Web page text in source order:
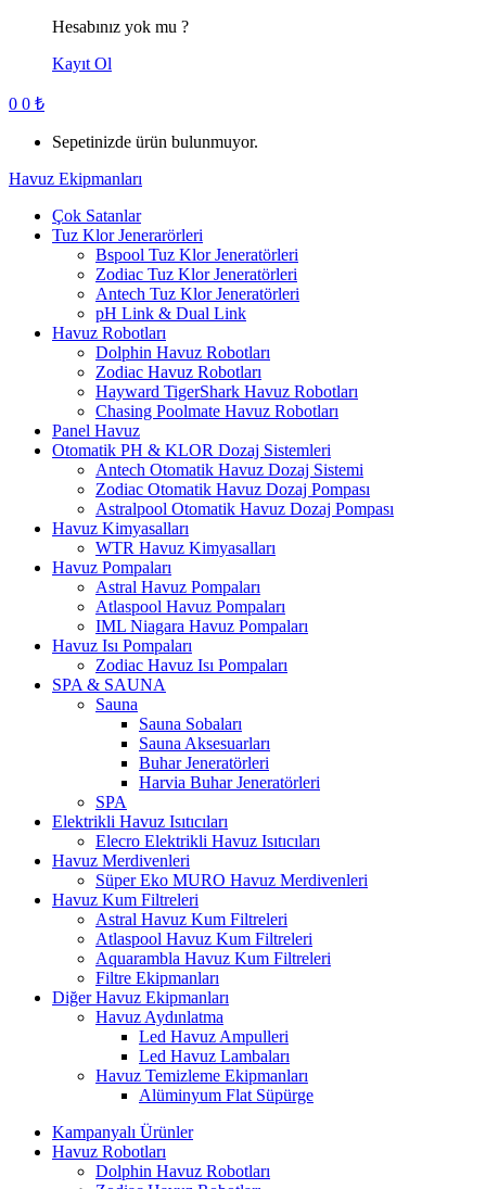
Hesabınız yok mu ?
Kayıt Ol
0 0 ₺
Sepetinizde ürün bulunmuyor.
Havuz Ekipmanları
Çok Satanlar
Tuz Klor Jenerarörleri
Bspool Tuz Klor Jeneratörleri
Zodiac Tuz Klor Jeneratörleri
Antech Tuz Klor Jeneratörleri
pH Link & Dual Link
Havuz Robotları
Dolphin Havuz Robotları
Zodiac Havuz Robotları
Hayward TigerShark Havuz Robotları
Chasing Poolmate Havuz Robotları
Panel Havuz
Otomatik PH & KLOR Dozaj Sistemleri
Antech Otomatik Havuz Dozaj Sistemi
Zodiac Otomatik Havuz Dozaj Pompası
Astralpool Otomatik Havuz Dozaj Pompası
Havuz Kimyasalları
WTR Havuz Kimyasalları
Havuz Pompaları
Astral Havuz Pompaları
Atlaspool Havuz Pompaları
IML Niagara Havuz Pompaları
Havuz Isı Pompaları
Zodiac Havuz Isı Pompaları
SPA & SAUNA
Sauna
Sauna Sobaları
Sauna Aksesuarları
Buhar Jeneratörleri
Harvia Buhar Jeneratörleri
SPA
Elektrikli Havuz Isıtıcıları
Elecro Elektrikli Havuz Isıtıcıları
Havuz Merdivenleri
Süper Eko MURO Havuz Merdivenleri
Havuz Kum Filtreleri
Astral Havuz Kum Filtreleri
Atlaspool Havuz Kum Filtreleri
Aquarambla Havuz Kum Filtreleri
Filtre Ekipmanları
Diğer Havuz Ekipmanları
Havuz Aydınlatma
Led Havuz Ampulleri
Led Havuz Lambaları
Havuz Temizleme Ekipmanları
Alüminyum Flat Süpürge
Kampanyalı Ürünler
Havuz Robotları
Dolphin Havuz Robotları